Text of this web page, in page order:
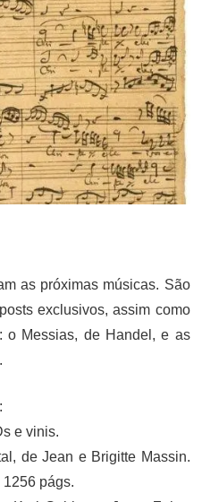
as próximas músicas. São
exclusivos, assim como
o Messias, de Handel, e as
e vinis.
de Jean e Brigitte Massin.
págs.